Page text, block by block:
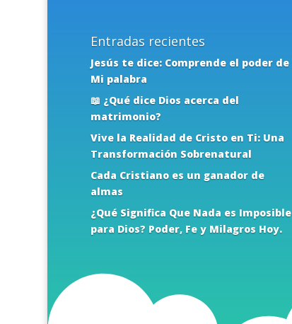
Entradas recientes
Jesús te dice: Comprende el poder de
Mi palabra
📖 ¿Qué dice Dios acerca del
matrimonio?
Vive la Realidad de Cristo en Ti: Una
Transformación Sobrenatural
Cada Cristiano es un ganador de
almas
¿Qué Significa Que Nada es Imposible
para Dios? Poder, Fe y Milagros Hoy.